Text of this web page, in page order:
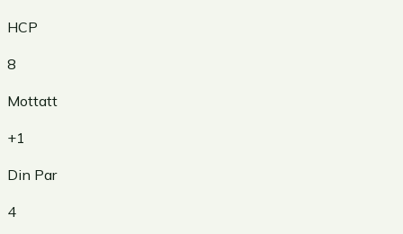
HCP
8
Mottatt
+1
Din Par
4